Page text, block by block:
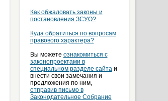
Как обжаловать законы и
постановления ЗСУО?
Куда обратиться по вопросам
правового характера?
Вы можете ознакомиться с
законопроектами в
специальном разделе сайтаи
внести свои замечания и
предложения по ним,
отправив письмо в
Законодательное Собрание